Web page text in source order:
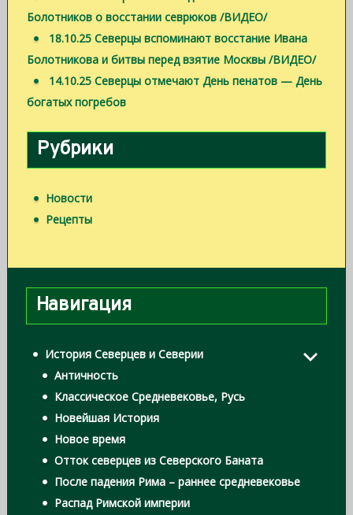
Болотников о восстании севрюков /ВИДЕО/
18.10.25 Северцы вспоминают восстание Ивана
Болотникова и битвы перед взятие Москвы /ВИДЕО/
14.10.25 Северцы отмечают День пенатов — День
богатых погребов
Рубрики
Новости
Рецепты
Навигация
История Северцев и Северии
Античность
Классическое Средневековье, Русь
Новейшая История
Новое время
Отток северцев из Северского Баната
После падения Рима – раннее средневековье
Распад Римской империи